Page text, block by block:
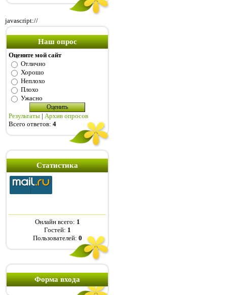
javascript://
Наш опрос
Оцените мой сайт
Отлично
Хорошо
Неплохо
Плохо
Ужасно
Результаты | Архив опросов
Всего ответов: 4
Статистика
Онлайн всего: 1
Гостей: 1
Пользователей: 0
Форма входа